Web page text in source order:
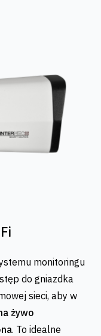
monitoringu
do gniazdka
sieci, aby w
żywo
. To idealne